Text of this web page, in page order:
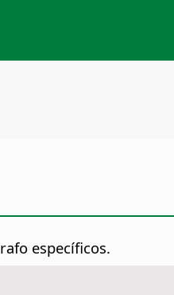
específicos.